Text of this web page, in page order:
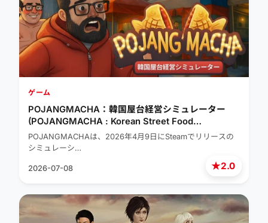
★2.0
ゲーム
POJANGMACHA：韓国屋台経営シミュレーター
(POJANGMACHA : Korean Street Food
Management Simulator)
POJANGMACHAは、2026年4月9日にSteamでリリースの
シミュレーシ…
2026-07-08